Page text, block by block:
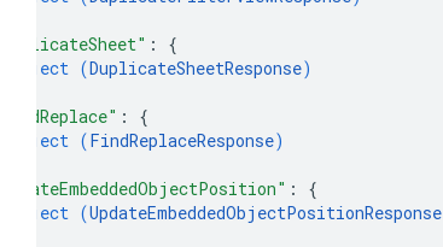
"duplicateSheet" : {
object (DuplicateSheetResponse)
"findReplace" : {
object (FindReplaceResponse)
"updateEmbeddedObjectPosition" : {
object (UpdateEmbeddedObjectPositionResponse